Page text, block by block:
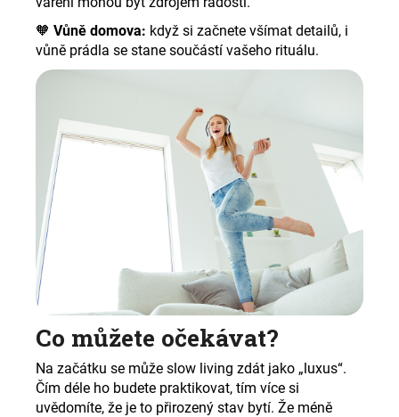
🧡 Vůně domova: když si začnete všímat detailů, i
vůně prádla se stane součástí vašeho rituálu.
Co můžete očekávat?
Na začátku se může slow living zdát jako „luxus“.
Čím déle ho budete praktikovat, tím více si
uvědomíte, že je to přirozený stav bytí. Že méně